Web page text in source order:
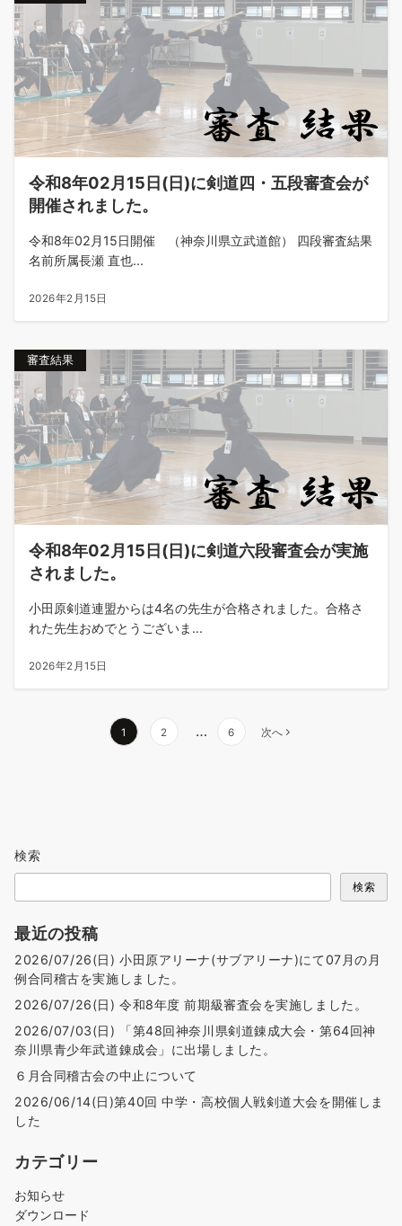
令和8年02月15日(日)に剣道四・五段審査会が
開催されました。
令和8年02月15日開催 （神奈川県立武道館） 四段審査結果
名前所属長瀬 直也...
2026年2月15日
審査結果
令和8年02月15日(日)に剣道六段審査会が実施
されました。
小田原剣道連盟からは4名の先生が合格されました。合格さ
れた先生おめでとうございま...
2026年2月15日
送
1 2 … 6 次へ
検索
検索
最近の投稿
2026/07/26(日) 小田原アリーナ(サブアリーナ)にて07月の月
例合同稽古を実施しました。
2026/07/26(日) 令和8年度 前期級審査会を実施しました。
2026/07/03(日) 「第48回神奈川県剣道錬成大会・第64回神
奈川県青少年武道錬成会」に出場しました。
６月合同稽古会の中止について
2026/06/14(日)第40回 中学・高校個人戦剣道大会を開催しま
した
カテゴリー
お知らせ
ダウンロード